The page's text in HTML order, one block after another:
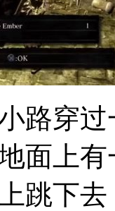
路穿
面上
跳下